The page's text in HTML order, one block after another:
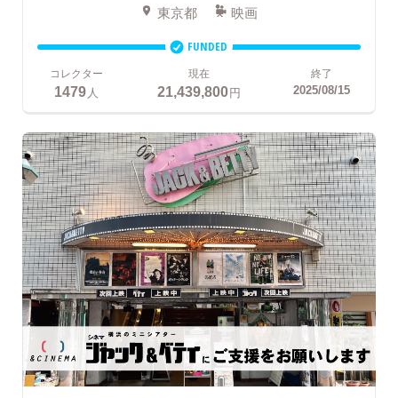
東京都 映画
FUNDED
コレクター
1479 人
現在
21,439,800円
終了
2025/08/15